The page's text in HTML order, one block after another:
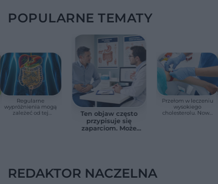
POPULARNE TEMATY
Regularne
wypróżnienia mogą
zależeć od tej
Ten objaw często
przypisuje się
zaparciom. Może
Przełom w leczeniu
wysokiego
cholesterolu. Nowa
REDAKTOR NACZELNA